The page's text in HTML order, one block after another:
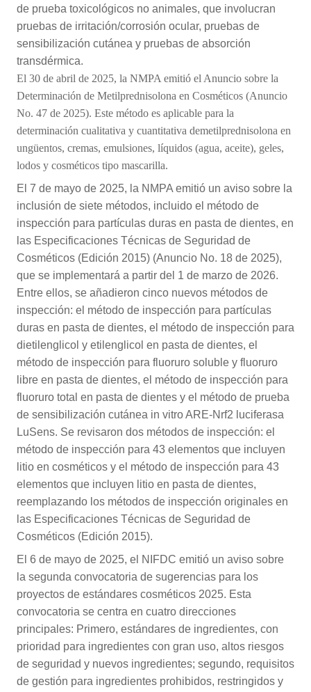
de prueba toxicológicos no animales, que involucran
pruebas de irritación/corrosión ocular, pruebas de
sensibilización cutánea y pruebas de absorción
transdérmica.
El 30 de abril de 2025, la NMPA emitió el Anuncio sobre la
Determinación de Metilprednisolona en Cosméticos (Anuncio
No. 47 de 2025). Este método es aplicable para la
determinación cualitativa y cuantitativa demetilprednisolona en
ungüentos, cremas, emulsiones, líquidos (agua, aceite), geles,
lodos y cosméticos tipo mascarilla.
El 7 de mayo de 2025, la NMPA emitió un aviso sobre la
inclusión de siete métodos, incluido el método de
inspección para partículas duras en pasta de dientes, en
las Especificaciones Técnicas de Seguridad de
Cosméticos (Edición 2015) (Anuncio No. 18 de 2025),
que se implementará a partir del 1 de marzo de 2026.
Entre ellos, se añadieron cinco nuevos métodos de
inspección: el método de inspección para partículas
duras en pasta de dientes, el método de inspección para
dietilenglicol y etilenglicol en pasta de dientes, el
método de inspección para fluoruro soluble y fluoruro
libre en pasta de dientes, el método de inspección para
fluoruro total en pasta de dientes y el método de prueba
de sensibilización cutánea in vitro ARE-Nrf2 luciferasa
LuSens. Se revisaron dos métodos de inspección: el
método de inspección para 43 elementos que incluyen
litio en cosméticos y el método de inspección para 43
elementos que incluyen litio en pasta de dientes,
reemplazando los métodos de inspección originales en
las Especificaciones Técnicas de Seguridad de
Cosméticos (Edición 2015).
El 6 de mayo de 2025, el NIFDC emitió un aviso sobre
la segunda convocatoria de sugerencias para los
proyectos de estándares cosméticos 2025. Esta
convocatoria se centra en cuatro direcciones
principales: Primero, estándares de ingredientes, con
prioridad para ingredientes con gran uso, altos riesgos
de seguridad y nuevos ingredientes; segundo, requisitos
de gestión para ingredientes prohibidos, restringidos y